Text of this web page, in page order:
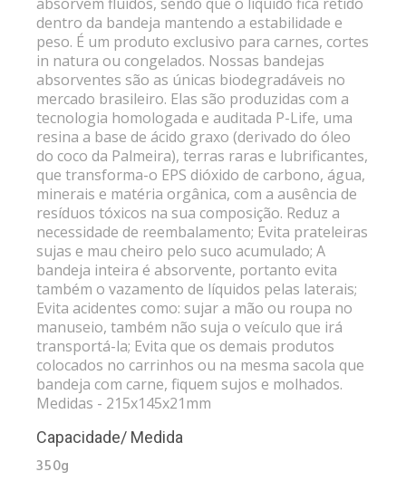
dentro da bandeja mantendo a estabilidade e
peso. É um produto exclusivo para carnes, cortes
in natura ou congelados. Nossas bandejas
absorventes são as únicas biodegradáveis no
mercado brasileiro. Elas são produzidas com a
tecnologia homologada e auditada P-Life, uma
resina a base de ácido graxo (derivado do óleo
do coco da Palmeira), terras raras e lubrificantes,
que transforma-o EPS dióxido de carbono, água,
minerais e matéria orgânica, com a ausência de
resíduos tóxicos na sua composição. Reduz a
necessidade de reembalamento; Evita prateleiras
sujas e mau cheiro pelo suco acumulado; A
bandeja inteira é absorvente, portanto evita
também o vazamento de líquidos pelas laterais;
Evita acidentes como: sujar a mão ou roupa no
manuseio, também não suja o veículo que irá
transportá-la; Evita que os demais produtos
colocados no carrinhos ou na mesma sacola que
bandeja com carne, fiquem sujos e molhados.
Medidas - 215x145x21mm
Capacidade/ Medida
350g